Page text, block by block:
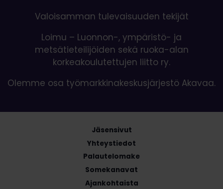
Valoisamman tulevaisuuden tekijät
Loimu – Luonnon-, ympäristö- ja
metsätieteilijöiden sekä ruoka-alan
korkeakoulutettujen liitto ry.
Olemme osa työmarkkinakeskusjärjestö Akavaa.
Jäsensivut
Yhteystiedot
Palautelomake
Somekanavat
Ajankohtaista